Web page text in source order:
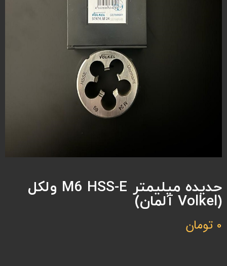
حدیده میلیمتر M6 HSS-E ولکل
(Volkel آلمان)
0 تومان